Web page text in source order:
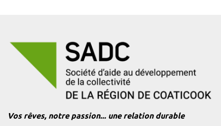
Vos rêves, notre passion... une relation durable